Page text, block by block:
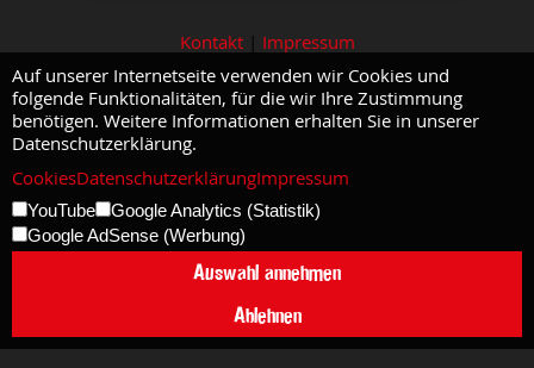
Kontakt| Impressum
Auf unserer Internetseite verwenden wir Cookies und
folgende Funktionalitäten, für die wir Ihre Zustimmung
benötigen. Weitere Informationen erhalten Sie in unserer
Datenschutzerklärung.
CookiesDatenschutzerklärungImpressum
YouTube
Google Analytics (Statistik)
Google AdSense (Werbung)
Auswahl annehmen
Ablehnen